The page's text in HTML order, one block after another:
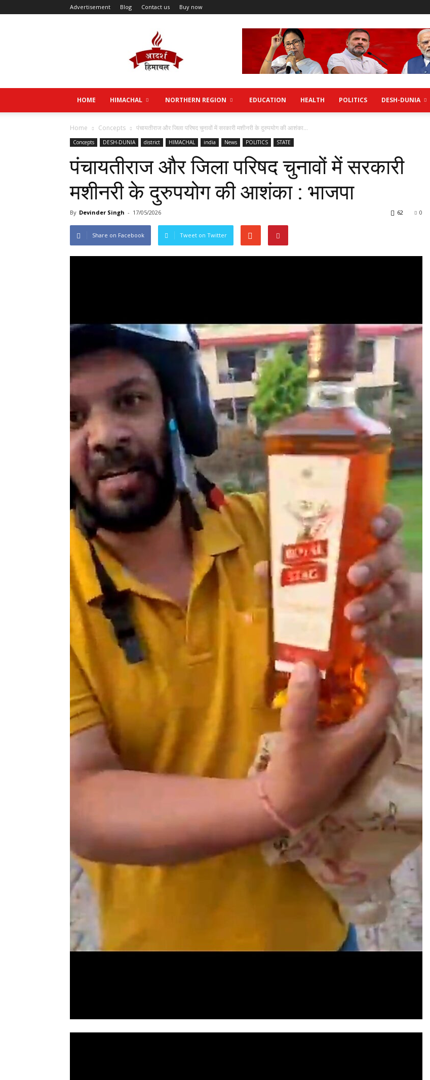
Advertisement Blog Contact us Buy now
HOME HIMACHAL NORTHERN REGION EDUCATION HEALTH POLITICS DESH-DUNIA
Home Concepts पंचायतीराज और जिला परिषद चुनावों में सरकारी मशीनरी के दुरुपयोग की आशंका...
Concepts DESH-DUNIA district HIMACHAL india News POLITICS STATE
पंचायतीराज और जिला परिषद चुनावों में सरकारी
मशीनरी के दुरुपयोग की आशंका : भाजपा
By Devinder Singh - 17/05/2026 0
62
Share on Facebook Tweet on Twitter